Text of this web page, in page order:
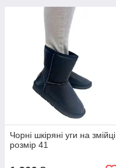
Чорні шкіряні уги на змійці
розмір 41